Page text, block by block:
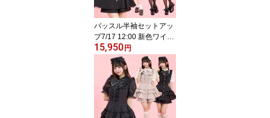
ピンク ブラック 黒
バッスル半袖セットアッ
プ7/17 12:00 新色ワイン
登場4/15 12:00 販売スタ
ートsecrethoney シー
クレットハニー シーハ
ニ 量産型 地雷系 参
戦服 レディース 可
愛い 半袖 無地 スト
ライプ ピンク グレ
15,950円